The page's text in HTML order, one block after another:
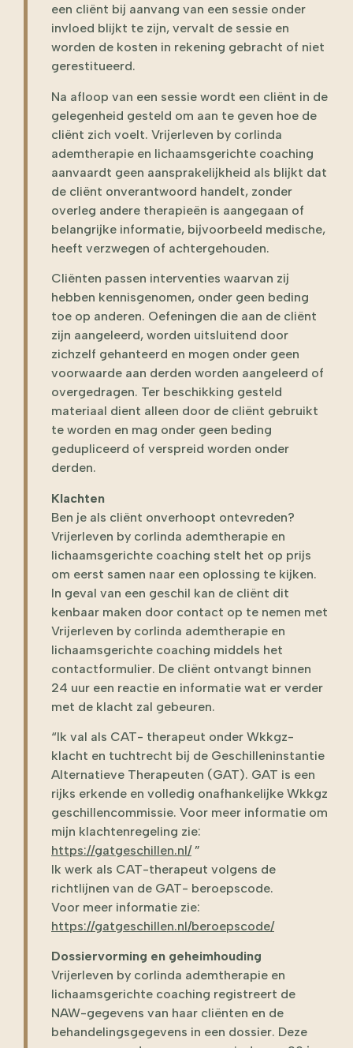
een cliënt bij aanvang van een sessie onder
invloed blijkt te zijn, vervalt de sessie en
worden de kosten in rekening gebracht of niet
gerestitueerd.
Na afloop van een sessie wordt een cliënt in de
gelegenheid gesteld om aan te geven hoe de
cliënt zich voelt. Vrijerleven by corlinda
ademtherapie en lichaamsgerichte coaching
aanvaardt geen aansprakelijkheid als blijkt dat
de cliënt onverantwoord handelt, zonder
overleg andere therapieën is aangegaan of
belangrijke informatie, bijvoorbeeld medische,
heeft verzwegen of achtergehouden.
Cliënten passen interventies waarvan zij
hebben kennisgenomen, onder geen beding
toe op anderen. Oefeningen die aan de cliënt
zijn aangeleerd, worden uitsluitend door
zichzelf gehanteerd en mogen onder geen
voorwaarde aan derden worden aangeleerd of
overgedragen. Ter beschikking gesteld
materiaal dient alleen door de cliënt gebruikt
te worden en mag onder geen beding
gedupliceerd of verspreid worden onder
derden.
Klachten
Ben je als cliënt onverhoopt ontevreden?
Vrijerleven by corlinda ademtherapie en
lichaamsgerichte coaching stelt het op prijs
om eerst samen naar een oplossing te kijken.
In geval van een geschil kan de cliënt dit
kenbaar maken door contact op te nemen met
Vrijerleven by corlinda ademtherapie en
lichaamsgerichte coaching middels het
contactformulier. De cliënt ontvangt binnen
24 uur een reactie en informatie wat er verder
met de klacht zal gebeuren.
“Ik val als CAT- therapeut onder Wkkgz-
klacht en tuchtrecht bij de Geschilleninstantie
Alternatieve Therapeuten (GAT). GAT is een
rijks erkende en volledig onafhankelijke Wkkgz
geschillencommissie. Voor meer informatie om
mijn klachtenregeling zie:
https://gatgeschillen.nl/”
Ik werk als CAT-therapeut volgens de
richtlijnen van de GAT- beroepscode.
Voor meer informatie zie:
https://gatgeschillen.nl/beroepscode/
Dossiervorming en geheimhouding
Vrijerleven by corlinda ademtherapie en
lichaamsgerichte coaching registreert de
NAW-gegevens van haar cliënten en de
behandelingsgegevens in een dossier. Deze